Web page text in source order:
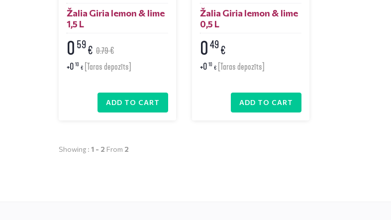
Žalia Giria lemon & lime
1,5 L
0 59€ 0.79 €
+0 10 € [Taras depozīts]
ADD TO CART
Žalia Giria lemon & lime
0,5 L
049€
+0 10 €[Taras depozīts]
ADD TO CART
Showing : 1 - 2 From 2